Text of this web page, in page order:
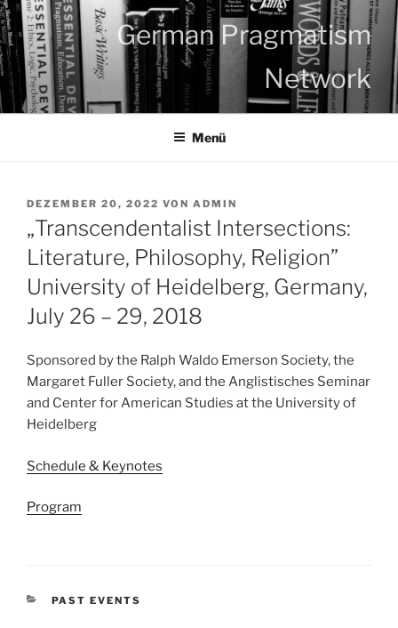
Zum
Inhalt
springen
German Pragmatism
Network
Menü
VERÖFFENTLICHT
AM
DEZEMBER 20, 2022 VON ADMIN
„Transcendentalist Intersections:
Literature, Philosophy, Religion”
University of Heidelberg, Germany,
July 26 – 29, 2018
Sponsored by the Ralph Waldo Emerson Society, the
Margaret Fuller Society, and the Anglistisches Seminar
and Center for American Studies at the University of
Heidelberg
Schedule & Keynotes
Program
KATEGORIEN
PAST EVENTS